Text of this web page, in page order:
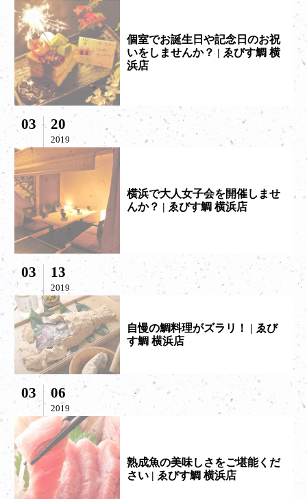
個室でお誕生日や記念日のお祝
いをしませんか？ | ゑびす鯛 横
浜店
03 20
2019
横浜で大人女子会を開催しませ
んか？ | ゑびす鯛 横浜店
03 13
2019
自慢の鯛料理がズラリ！ | ゑび
す鯛 横浜店
03 06
2019
熟成魚の美味しさをご堪能くだ
さい | ゑびす鯛 横浜店